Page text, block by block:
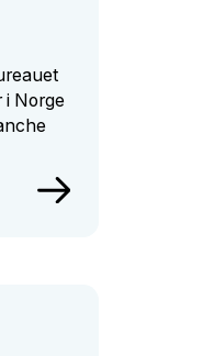
i Norge